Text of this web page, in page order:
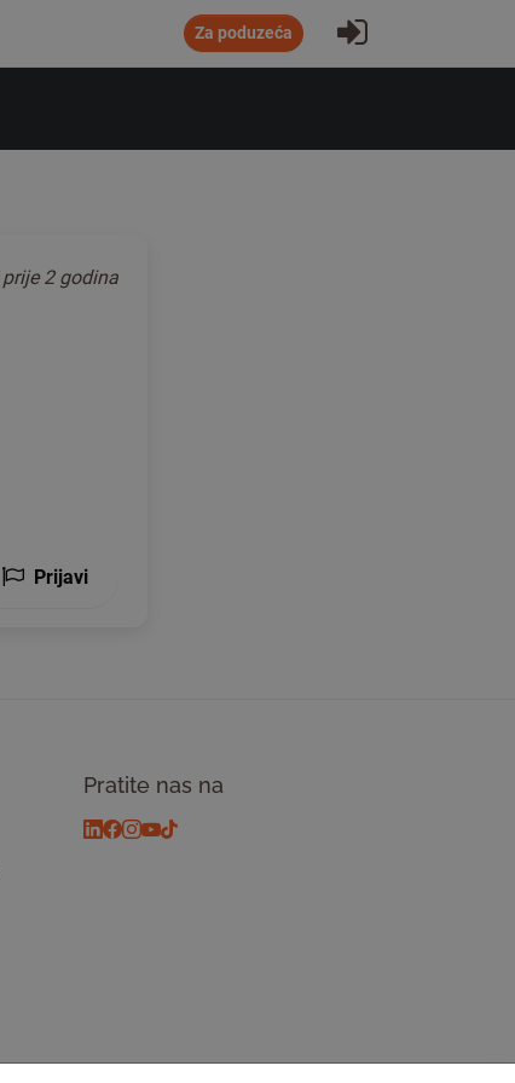
Za poduzeća Prijavite se
prije 2 godina
Prijavi
Pratite nas na